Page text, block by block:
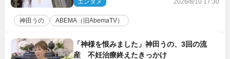
エンタメ 2026/8/10 17:30
神田うの ABEMA（旧AbemaTV）
「神様を恨みました」神田うの、3回の流
産 不妊治療終えたきっかけ